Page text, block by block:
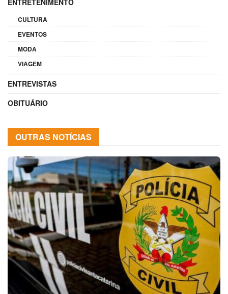
CULTURA
EVENTOS
MODA
VIAGEM
ENTREVISTAS
OBITUÁRIO
OUTRAS NOTÍCIAS